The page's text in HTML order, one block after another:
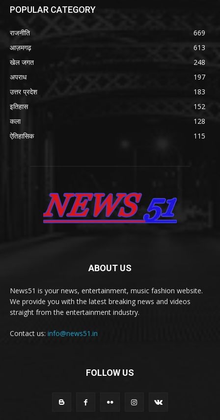
POPULAR CATEGORY
राजनीति
669
आज़मगढ़
613
खेल जगत
248
अपराध
197
उत्तर प्रदेश
183
इतिहास
152
कला
128
ऐतिहासिक
115
ABOUT US
News51 is your news, entertainment, music fashion website.
We provide you with the latest breaking news and videos
straight from the entertainment industry.
Contact us: info@news51.in
FOLLOW US